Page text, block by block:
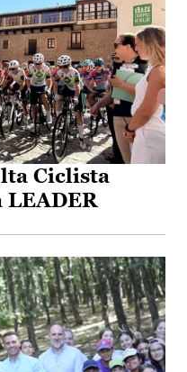
Ciclista
LEADER